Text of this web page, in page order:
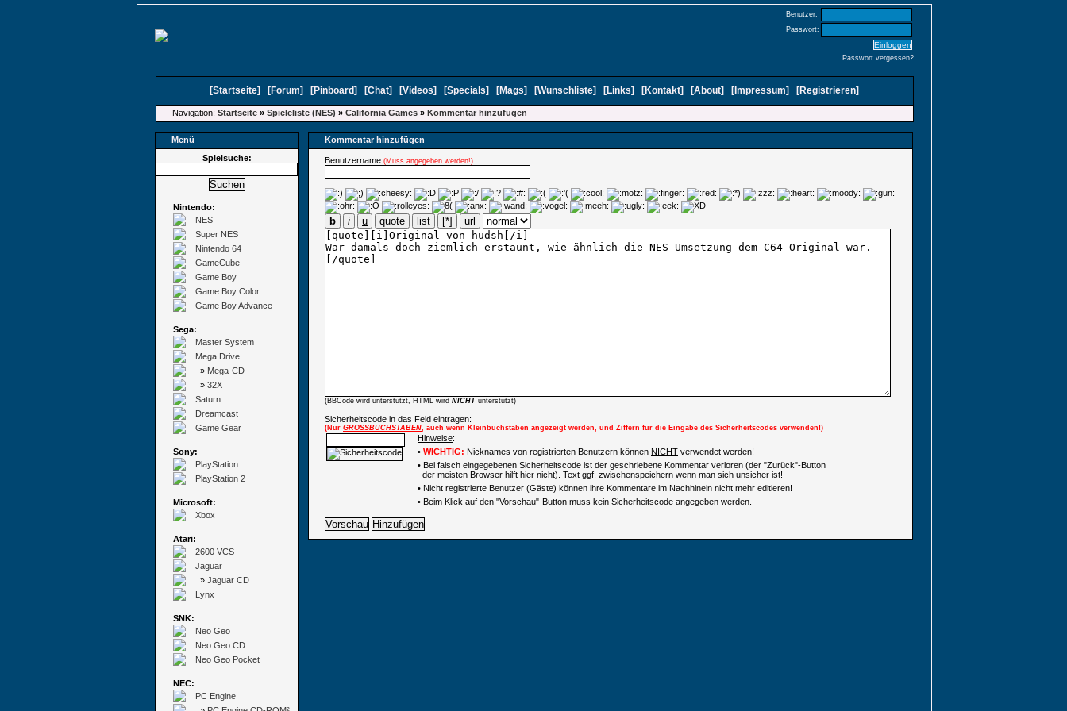
Benutzer:
Passwort:
Passwort vergessen?
[Startseite] [Forum] [Pinboard] [Chat] [Videos] [Specials] [Mags] [Wunschliste] [Links] [Kontakt] [About] [ Impressum] [Registrieren]
Navigation: Startseite» Spieleliste (NES) » California Games» Kommentar hinzufügen
Menü
Kommentar hinzufügen
Spielsuche:
Nintendo:
NES
Super NES
Nintendo 64
GameCube
Game Boy
Game Boy Color
Game Boy Advance
Sega:
Master System
Mega Drive
» Mega-CD
» 32X
Saturn
Dreamcast
Game Gear
Sony:
PlayStation
PlayStation 2
Microsoft:
Xbox
Atari:
2600 VCS
Jaguar
» Jaguar CD
Lynx
SNK:
Neo Geo
Neo Geo CD
Neo Geo Pocket
NEC:
PC Engine
Benutzername (Muss angegeben werden!):
b i u quote list [*] url
(BBCode wird unterstützt, HTML wird NICHT unterstützt)
Sicherheitscode in das Feld eintragen:
(Nur GROSSBUCHSTABEN, auch wenn Kleinbuchstaben angezeigt werden, und Ziffern für die Eingabe des Sicherheitscodes verwenden!)
Hinweise:
• WICHTIG: Nicknames von registrierten Benutzern können NICHT verwendet werden!
• Bei falsch eingegebenen Sicherheitscode ist der geschriebene Kommentar verloren (der "Zurück"-Button
der meisten Browser hilft hier nicht). Text ggf. zwischenspeichern wenn man sich unsicher ist!
• Nicht registrierte Benutzer (Gäste) können ihre Kommentare im Nachhinein nicht mehr editieren!
• Beim Klick auf den "Vorschau"-Button muss kein Sicherheitscode angegeben werden.